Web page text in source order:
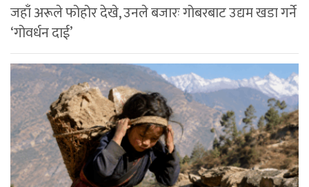
जहाँ अरूले फोहोर देखे, उनले बजारः गोबरबाट उद्यम खडा गर्ने
‘गोवर्धन दाई’